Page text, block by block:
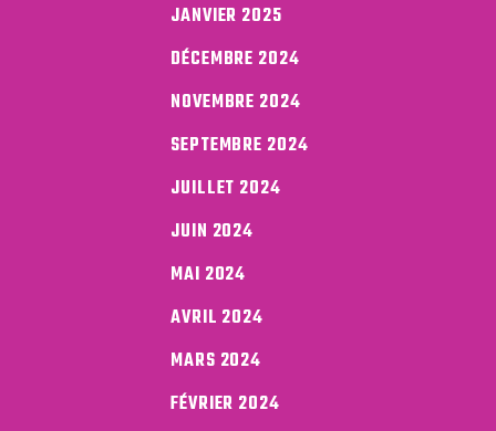
JANVIER 2025
DÉCEMBRE 2024
NOVEMBRE 2024
SEPTEMBRE 2024
JUILLET 2024
JUIN 2024
MAI 2024
AVRIL 2024
MARS 2024
FÉVRIER 2024